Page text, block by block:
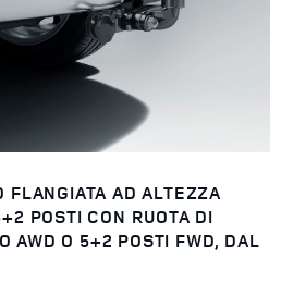
FLANGIATA AD ALTEZZA
POSTI CON RUOTA DI
AWD O 5+2 POSTI FWD, DAL